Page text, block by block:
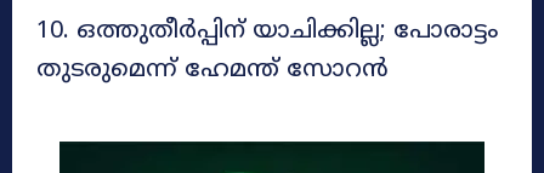
10. ഒത്തുതീര്‍പ്പിന് യാചിക്കില്ല; പോരാട്ടം
തുടരുമെന്ന് ഹേമന്ത് സോറന്‍